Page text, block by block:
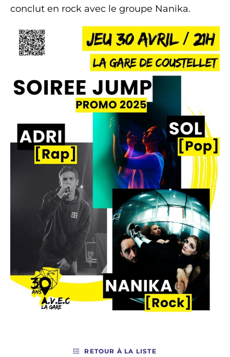
conclut en rock avec le groupe Nanika.
RETOUR À LA LISTE